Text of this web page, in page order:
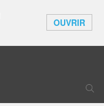
OUVRIR